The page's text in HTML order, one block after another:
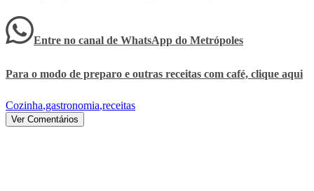
Entre no canal de WhatsApp do Metrópoles
Para o modo de preparo e outras receitas com café, clique aqui
Cozinha,gastronomia,receitas
Ver Comentários